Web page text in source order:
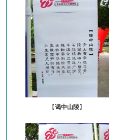
【谒中山陵】